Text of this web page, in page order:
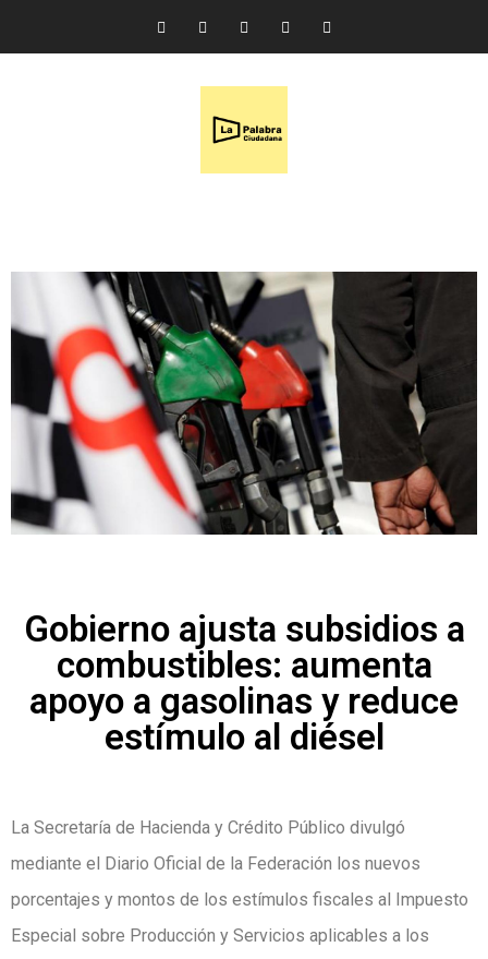
Gobierno ajusta subsidios a
combustibles: aumenta
apoyo a gasolinas y reduce
estímulo al diésel
La Secretaría de Hacienda y Crédito Público divulgó
mediante el Diario Oficial de la Federación los nuevos
porcentajes y montos de los estímulos fiscales al Impuesto
Especial sobre Producción y Servicios aplicables a los